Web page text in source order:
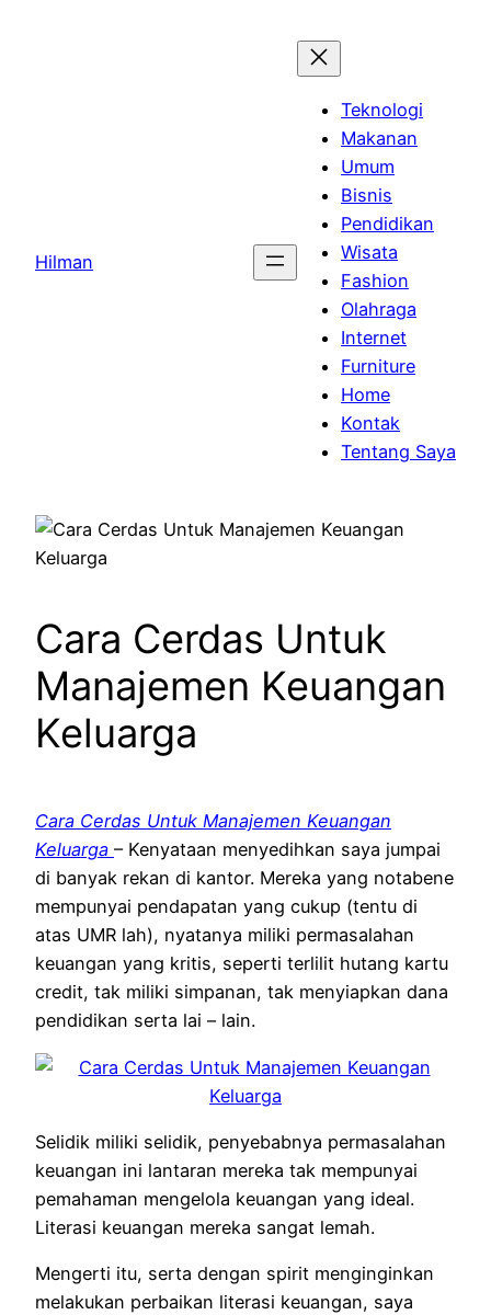
Hilman
Teknologi
Makanan
Umum
Bisnis
Pendidikan
Wisata
Fashion
Olahraga
Internet
Furniture
Home
Kontak
Tentang Saya
Cara Cerdas Untuk
Manajemen Keuangan
Keluarga
Cara Cerdas Untuk Manajemen Keuangan
Keluarga – Kenyataan menyedihkan saya jumpai
di banyak rekan di kantor. Mereka yang notabene
mempunyai pendapatan yang cukup (tentu di
atas UMR lah), nyatanya miliki permasalahan
keuangan yang kritis, seperti terlilit hutang kartu
credit, tak miliki simpanan, tak menyiapkan dana
pendidikan serta lai – lain.
Selidik miliki selidik, penyebabnya permasalahan
keuangan ini lantaran mereka tak mempunyai
pemahaman mengelola keuangan yang ideal.
Literasi keuangan mereka sangat lemah.
Mengerti itu, serta dengan spirit menginginkan
melakukan perbaikan literasi keuangan, saya